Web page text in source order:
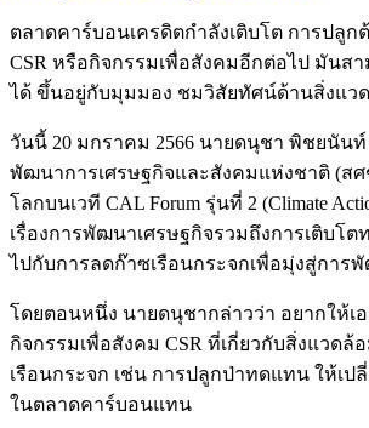
ตลาดคาร์บอนเครดิตกำลังเติบโต การปลูก
CSR หรือกิจกรรมเพื่อสังคมอีกต่อไป มันส
ได้ ขึ้นอยู่กับมุมมอง ชมวิสัยทัศน์ด้านสิ่งแว
วันนี้ 20 มกราคม 2566 นายดนุชา พิชยนันท์
พัฒนาการเศรษฐกิจและสังคมแห่งชาติ (สศ
โลกบนเวที CAL Forum รุ่นที่ 2 (Climate
เรื่องการพัฒนาเศรษฐกิจรวมถึงการเติบโต
ไปกับการลดก๊าซเรือนกระจกเพื่อมุ่งสู่การ
โดยตอนหนึ่ง นายดนุชากล่าวว่า อยากให้เ
กิจกรรมเพื่อสังคม CSR ที่เกี่ยวกับสิ่งแวดล้
เรือนกระจก เช่น การปลูกป่าทดแทน ให้เป
ในตลาดคาร์บอนแทน